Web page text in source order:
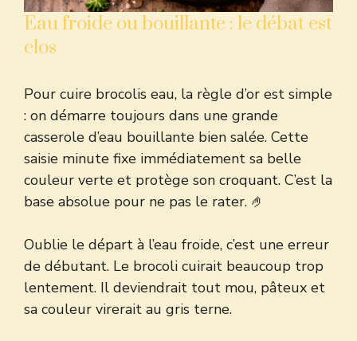
Eau froide ou bouillante : le débat est
clos
Pour cuire brocolis eau, la règle d’or est simple
: on démarre toujours dans une grande
casserole d’eau bouillante bien salée. Cette
saisie minute fixe immédiatement sa belle
couleur verte et protège son croquant. C’est la
base absolue pour ne pas le rater. 🤌
Oublie le départ à l’eau froide, c’est une erreur
de débutant. Le brocoli cuirait beaucoup trop
lentement. Il deviendrait tout mou, pâteux et
sa couleur virerait au gris terne.